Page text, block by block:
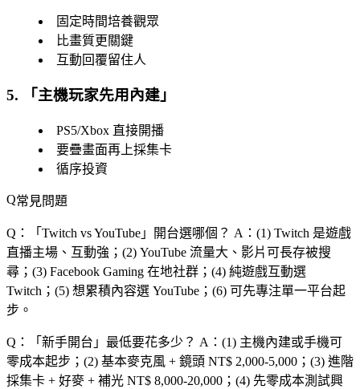
固定時間培養觀眾
比畫質更關鍵
互動回覆留住人
5. 「 主機玩家先用內建 」
PS5/Xbox 直接開播
要疊畫面再上採集卡
循序投資
常見問題
Q：「 Twitch vs YouTube 」開台選哪個？ A：(1) Twitch 是遊戲
直播主場、互動強；(2) YouTube 流量大、影片可長存被搜
尋；(3) Facebook Gaming 在地社群；(4) 純遊戲互動選
Twitch；(5) 想累積內容選 YouTube；(6) 可先專注單一平台起
步。
Q：「 新手開台 」最低要花多少？ A：(1) 主機內建或手機可
零成本起步；(2) 基本麥克風 + 鏡頭 NT$ 2,000-5,000；(3) 進階
採集卡 + 好麥 + 補光 NT$ 8,000-20,000；(4) 先零成本測試興